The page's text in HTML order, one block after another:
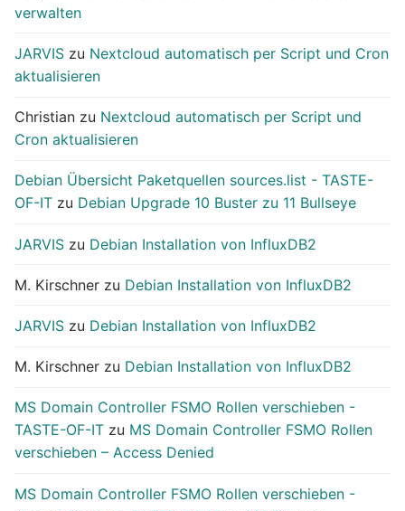
verwalten
JARVIS zu Nextcloud automatisch per Script und Cron
aktualisieren
Christian zu Nextcloud automatisch per Script und
Cron aktualisieren
Debian Übersicht Paketquellen sources.list - TASTE-
OF-IT zu Debian Upgrade 10 Buster zu 11 Bullseye
JARVIS zu Debian Installation von InfluxDB2
M. Kirschner zu Debian Installation von InfluxDB2
JARVIS zu Debian Installation von InfluxDB2
M. Kirschner zu Debian Installation von InfluxDB2
MS Domain Controller FSMO Rollen verschieben -
TASTE-OF-IT zu MS Domain Controller FSMO Rollen
verschieben – Access Denied
MS Domain Controller FSMO Rollen verschieben -